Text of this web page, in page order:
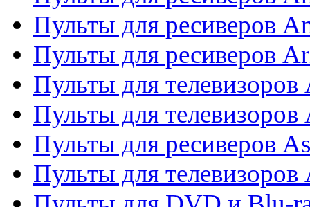
Пульты для ресиверов
Пульты для ресиверов
Пульты для
Пульты для телевизоров
Пульты для ресиверов
Пульты для телевизоров